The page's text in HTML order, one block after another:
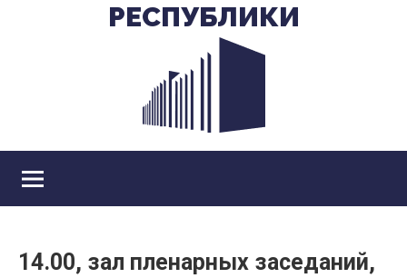
РЕСПУБЛИКИ
14.00, зал пленарных заседаний,